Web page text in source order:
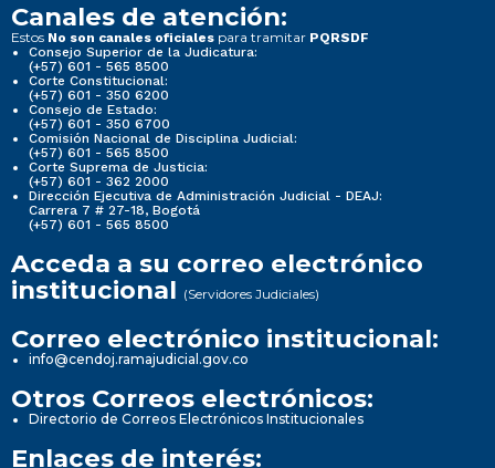
Canales de atención:
Estos No son canales oficiales para tramitar PQRSDF
Consejo Superior de la Judicatura:
(+57) 601 - 565 8500
Corte Constitucional:
(+57) 601 - 350 6200
Consejo de Estado:
(+57) 601 - 350 6700
Comisión Nacional de Disciplina Judicial:
(+57) 601 - 565 8500
Corte Suprema de Justicia:
(+57) 601 - 362 2000
Dirección Ejecutiva de Administración Judicial - DEAJ:
Carrera 7 # 27-18, Bogotá
(+57) 601 - 565 8500
Acceda a su correo electrónico
institucional (Servidores Judiciales)
Correo electrónico institucional:
info@cendoj.ramajudicial.gov.co
Otros Correos electrónicos:
Directorio de Correos Electrónicos Institucionales
Enlaces de interés: